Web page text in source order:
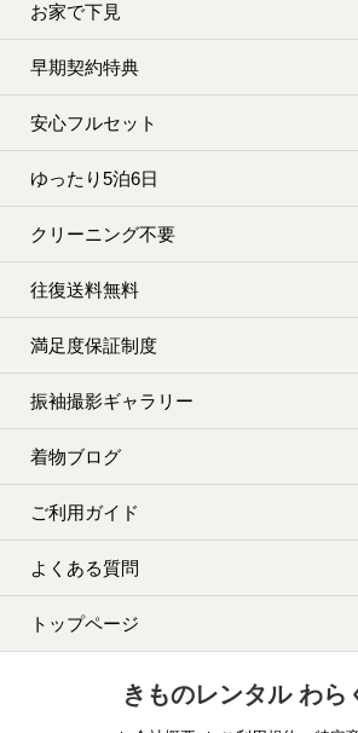
お家で下見
早期契約特典
安心フルセット
ゆったり5泊6日
クリーニング不要
往復送料無料
満足度保証制度
振袖撮影ギャラリー
着物ブログ
ご利用ガイド
よくある質問
トップページ
きものレンタル わら